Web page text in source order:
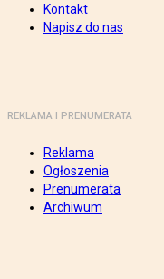
Kontakt
Napisz do nas
REKLAMA I PRENUMERATA
Reklama
Ogłoszenia
Prenumerata
Archiwum